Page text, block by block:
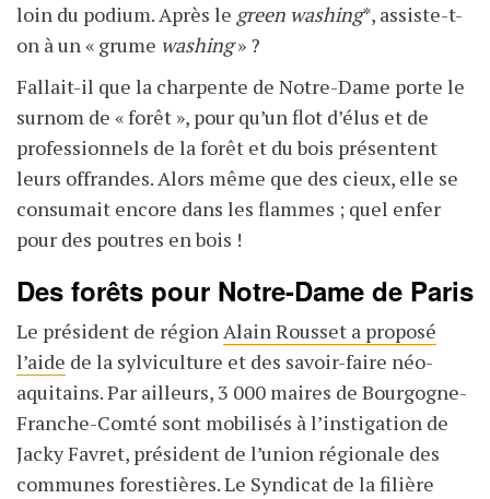
loin du podium. Après le green washing*, assiste-t-
on à un « grume washing» ?
Fallait-il que la charpente de Notre-Dame porte le
surnom de « forêt », pour qu’un flot d’élus et de
professionnels de la forêt et du bois présentent
leurs offrandes. Alors même que des cieux, elle se
consumait encore dans les flammes ; quel enfer
pour des poutres en bois !
Des forêts pour Notre-Dame de Paris
Le président de régionAlain Rousset a proposé
l’aide de la sylviculture et des savoir-faire néo-
aquitains. Par ailleurs, 3 000 maires de Bourgogne-
Franche-Comté sont mobilisés à l’instigation de
Jacky Favret, président de l’union régionale des
communes forestières. Le Syndicat de la filière